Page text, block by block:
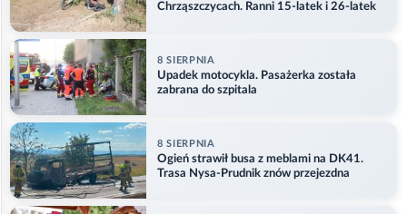
Chrząszczycach. Ranni 15-latek i 26-latek
8 SIERPNIA
Upadek motocykla. Pasażerka została
zabrana do szpitala
8 SIERPNIA
Ogień strawił busa z meblami na DK41.
Trasa Nysa-Prudnik znów przejezdna